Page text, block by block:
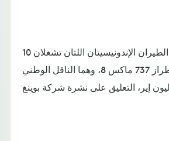
ورفضت شركتا الطيران الإندونيسيتان اللتان تشغلان 10
طائرات بوينغ طراز 737 ماكس 8، وهما الناقل الوطني